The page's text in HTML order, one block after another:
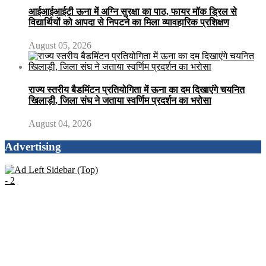
आईआईआईटी ऊना में अग्नि सुरक्षा का पाठ, फायर मॉक ड्रिल से
विद्यार्थियों को आपदा से निपटने का मिला व्यावहारिक प्रशिक्षण
August 05, 2026
राज्य स्तरीय बैडमिंटन प्रतियोगिता में ऊना का दम दिखाएंगे चयनित
खिलाड़ी, जिला संघ ने जताया स्वर्णिम प्रदर्शन का भरोसा
August 04, 2026
Advertising